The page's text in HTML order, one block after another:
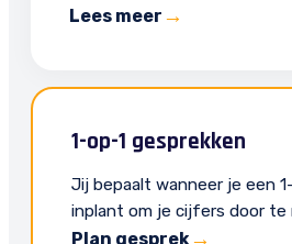
Lees meer
1-op-1 gesprekken
Jij bepaalt wanneer je een
inplant om je cijfers door te
Plan gesprek